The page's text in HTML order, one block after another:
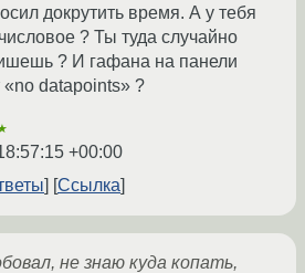
докрутить время. А у тебя
? Ты туда случайно
? И гафана на панели
datapoints» ?
+00:00
Ссылка
не знаю куда копать,